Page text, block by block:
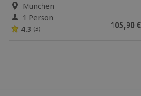
München
1 Person
4.3 (3) 105,90 €